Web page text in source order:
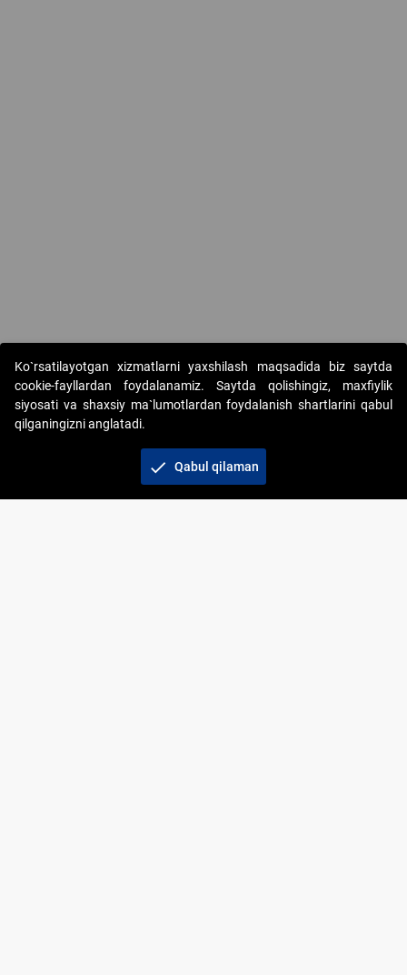
Copyright © 2017-2026. "Elektron onlayn-auksionlarni
tashkil etish" AJ. Barcha huquqlar himoyalangan
Ko`rsatilayotgan xizmatlarni yaxshilash maqsadida biz saytda
cookie-fayllardan foydalanamiz. Saytda qolishingiz, maxfiylik
siyosati va shaxsiy ma`lumotlardan foydalanish shartlarini qabul
qilganingizni anglatadi.
check Qabul qilaman